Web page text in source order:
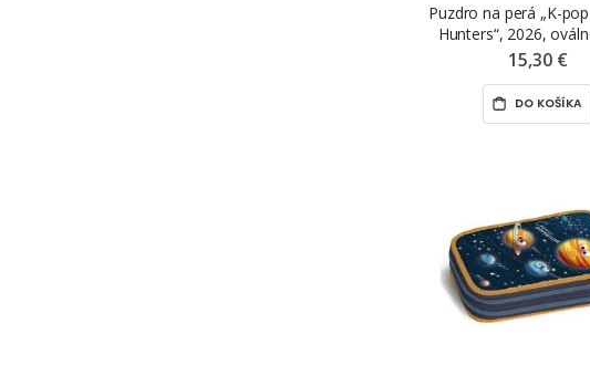
Puzdro na perá „K-
Hunters“, 2026,
prázdne,15,30 €
DO KOŠÍKA